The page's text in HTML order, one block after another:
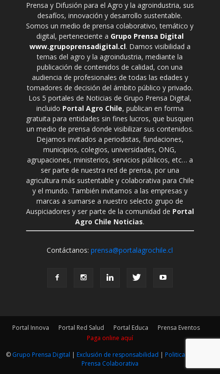
Prensa y Difusión para el Agro y la agroindustria, sus
desafíos, innovación y desarrollo sustentable.
Somos un medio de prensa colaborativo, temático y
digital, perteneciente a Grupo Prensa Digital
www.grupoprensadigital.cl. Damos visibilidad a
temas del agro y la agroindustria, mediante la
publicación de contenidos de calidad, con una
audiencia de profesionales de todas las edades y
tomadores de decisión del ámbito público y privado.
Los 5 portales de Noticias de Grupo Prensa Digital,
incluido Portal Agro Chile, publican en forma
gratuita para entidades sin fines lucros, que busquen
un medio de prensa donde visibilizar sus contenidos.
Dejamos invitados a periodistas, fundaciones,
municipios, colegios, universidades, ONG,
agrupaciones, ministerios, servicios públicos, etc… a
ser parte de nuestra red de prensa, por una
agricultura más sustentable y colaborativa para Chile
y el mundo. También invitamos a las empresas y
marcas a sumarse a nuestro selecto grupo de
Auspiciadores y ser parte de la comunidad de Portal
Agro Chile Noticias.
Contáctanos:prensa@portalagrochile.cl
Portal Innova Portal Red Salud Portal Educa
Prensa Eventos
Paga online aquí
© Grupo Prensa Digital Exclusión de responsabilidad Politica Editorial
Prensa Colaborativa